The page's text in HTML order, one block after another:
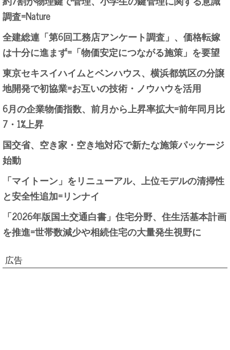
調査=Nature
全建総連「第6回工務店アンケート調査」、価格転嫁
は十分に進まず=「物価安定につながる施策」を要望
東京セキスイハイムとベンハウス、横浜都筑区の分譲
地開発で初協業=お互いの技術・ノウハウを活用
6月の企業物価指数、前月から上昇率拡大=前年同月比
7・1%上昇
国交省、空き家・空き地対応で新たな施策パッケージ
始動
「マイトーン」をリニューアル、上位モデルの清掃性
と安全性追加=リンナイ
「2026年版国土交通白書」住宅分野、住生活基本計画
を推進=世帯数減少や相続住宅の大量発生視野に
広告